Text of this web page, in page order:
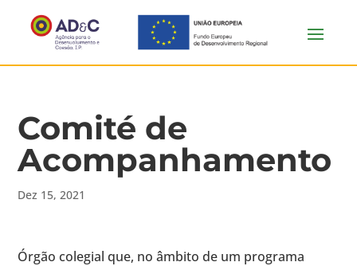
Comité de
Acompanhamento
Dez 15, 2021
Órgão colegial que, no âmbito de um programa